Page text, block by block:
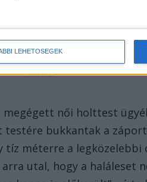
LEHETŐSÉGEK
női holttest
testére bukkantak a
méterre a legközelebbi
utal, hogy a haláleset